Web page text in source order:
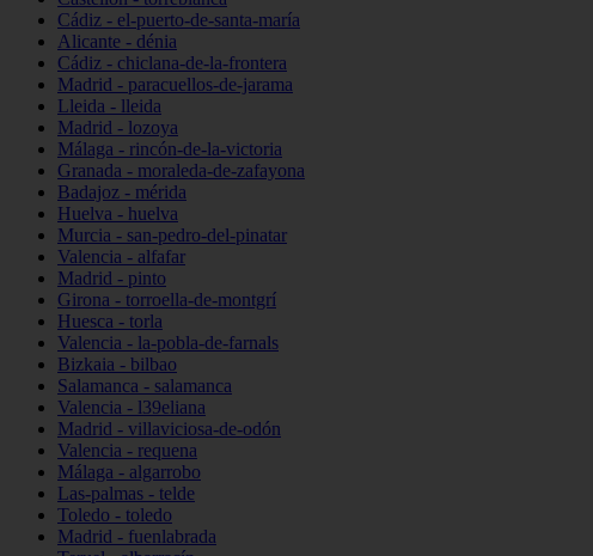
Cádiz - el-puerto-de-santa-maría
Alicante - dénia
Cádiz - chiclana-de-la-frontera
Madrid - paracuellos-de-jarama
Lleida - lleida
Madrid - lozoya
Málaga - rincón-de-la-victoria
Granada - moraleda-de-zafayona
Badajoz - mérida
Huelva - huelva
Murcia - san-pedro-del-pinatar
Valencia - alfafar
Madrid - pinto
Girona - torroella-de-montgrí
Huesca - torla
Valencia - la-pobla-de-farnals
Bizkaia - bilbao
Salamanca - salamanca
Valencia - l39eliana
Madrid - villaviciosa-de-odón
Valencia - requena
Málaga - algarrobo
Las-palmas - telde
Toledo - toledo
Madrid - fuenlabrada